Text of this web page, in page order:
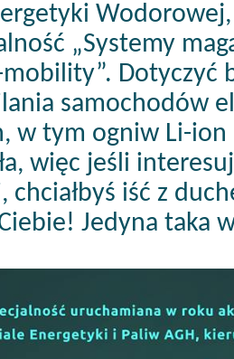
„Systemy
Dotyczyć
samochodów
w tym ogniw Li-ion
więc jeśli
chciałbyś iść z
Jedyna taka